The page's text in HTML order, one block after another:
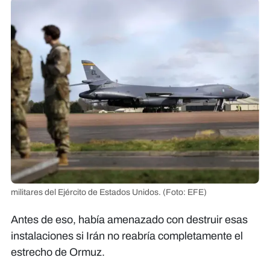
militares del Ejército de Estados Unidos. (Foto: EFE)
Antes de eso, había amenazado con destruir esas
instalaciones si Irán no reabría completamente el
estrecho de Ormuz.